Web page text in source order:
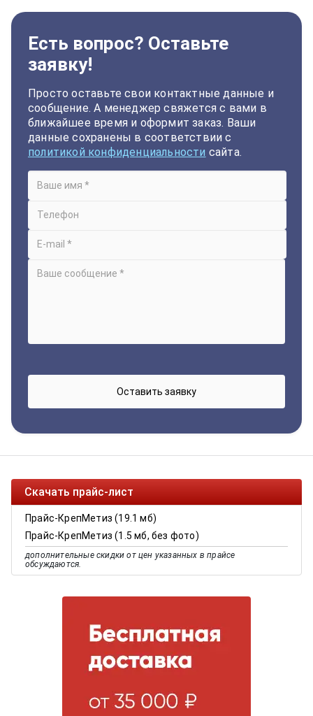
Есть вопрос? Оставьте
заявку!
Просто оставьте свои контактные данные и
сообщение. А менеджер свяжется с вами в
ближайшее время и оформит заказ. Ваши
данные сохранены в соответствии с
политикой конфиденциальности сайта.
Скачать прайс-лист
Прайс-КрепМетиз (19.1 мб)
Прайс-КрепМетиз (1.5 мб, без фото)
дополнительные скидки от цен указанных в прайсе
обсуждаются.